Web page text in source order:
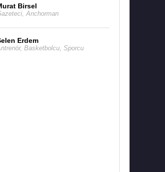
Birsel
Anchorman
Erdem
, Basketbolcu Sporcu